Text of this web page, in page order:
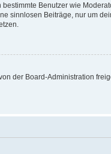
Benutzer wie
sinnlosen Beiträge, nur um
der Board-Administration